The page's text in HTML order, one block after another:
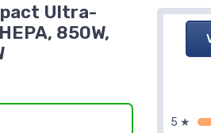
5 ★
Ultra-
850W,